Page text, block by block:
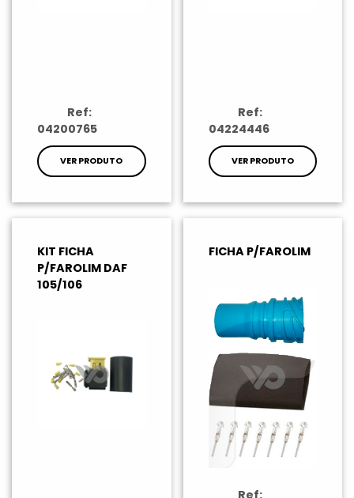
Ref:
04200765
VER PRODUTO
Ref:
04224446
VER PRODUTO
KIT FICHA
P/FAROLIM DAF
105/106
FICHA P/FAROLIM
Ref: